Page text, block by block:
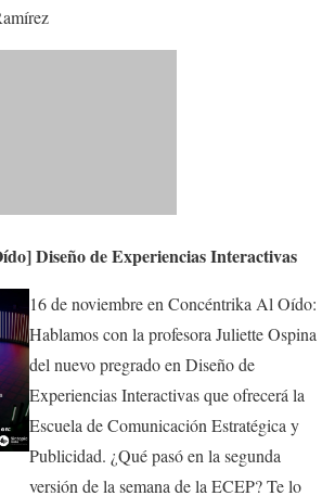
Diseño de Experiencias Interactivas
16 de noviembre en Concéntrika Al Oído:
Hablamos con la profesora Juliette Ospina
del nuevo pregrado en Diseño de
Experiencias Interactivas que ofrecerá la
Escuela de Comunicación Estratégica y
Publicidad. ¿Qué pasó en la segunda
versión de la semana de la ECEP? Te lo